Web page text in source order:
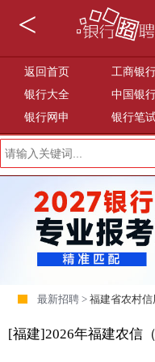
<
返回首页 工商银
银行大全
中国银
银行网申
银行笔
最新招聘 >福建省农村
[福建]2026年福建农信